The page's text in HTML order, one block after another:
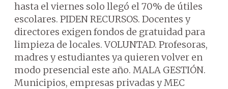
hasta el viernes solo llegó el 70% de útiles
escolares. PIDEN RECURSOS. Docentes y
directores exigen fondos de gratuidad para
limpieza de locales. VOLUNTAD. Profesoras,
madres y estudiantes ya quieren volver en
modo presencial este año. MALA GESTIÓN.
Municipios, empresas privadas y MEC